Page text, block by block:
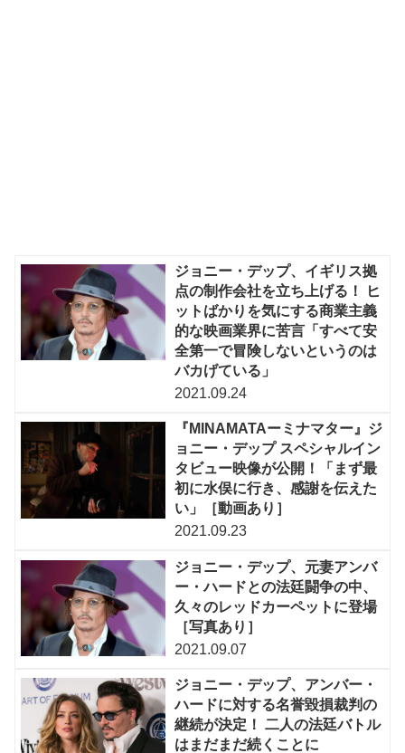
ジョニー・デップ、イギリス拠
点の制作会社を立ち上げる！ ヒ
ットばかりを気にする商業主義
的な映画業界に苦言「すべて安
全第一で冒険しないというのは
バカげている」
2021.09.24
『MINAMATAーミナマター』ジ
ョニー・デップ スペシャルイン
タビュー映像が公開！「まず最
初に水俣に行き、感謝を伝えた
い」［動画あり］
2021.09.23
ジョニー・デップ、元妻アンバ
ー・ハードとの法廷闘争の中、
久々のレッドカーペットに登場
［写真あり］
2021.09.07
ジョニー・デップ、アンバー・
ハードに対する名誉毀損裁判の
継続が決定！ 二人の法廷バトル
はまだまだ続くことに